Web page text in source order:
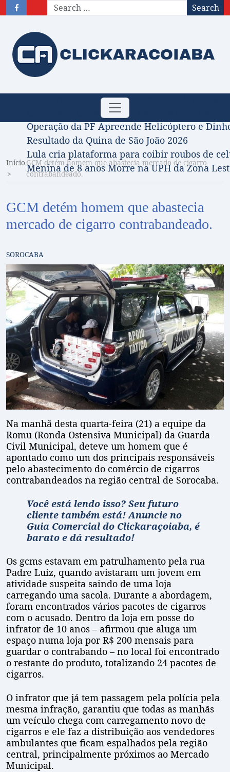
Search
Toggle
navigation
Obituário – Nota de falecimento: 31/07/2026
Comissão Aprova Projeto de Jilmar Tatto
Operação da PF Apreende Helicóptero e
Resultado da Quina de São João 2026
Lula cria plataforma para coibir roubos de
Menina de 8 anos Morre na UPH da Zona
Início GCM detém homem que abastecia mercado de cigarro
contrabandeado.
GCM detém homem que abastecia
mercado de cigarro contrabandeado.
SOROCABA
Na manhã desta quarta-feira (21) a equipe da
Romu (Ronda Ostensiva Municipal) da Guarda
Civil Municipal, deteve um homem que é
apontado como um dos principais responsáveis
pelo abastecimento do comércio de cigarros
contrabandeados na região central de Sorocaba.
Você está lendo isso? Seu futuro
cliente também está! Anuncie no
Guia Comercial do Clickaraçoiaba, é
barato e dá resultado!
Os gcms estavam em patrulhamento pela rua
Padre Luiz, quando avistaram um jovem em
atividade suspeita saindo de uma loja
carregando uma sacola. Durante a abordagem,
foram encontrados vários pacotes de cigarros
com o acusado. Dentro da loja em posse do
infrator de 10 anos – afirmou que aluga um
espaço numa loja por R$ 200 mensais para
guardar o contrabando – no local foi encontrado
o restante do produto, totalizando 24 pacotes de
cigarros.
O infrator que já tem passagem pela polícia pela
mesma infração, garantiu que todas as manhãs
um veículo chega com carregamento novo de
cigarros e ele faz a distribuição aos vendedores
ambulantes que ficam espalhados pela região
central, principalmente próximos ao Mercado
Municipal.